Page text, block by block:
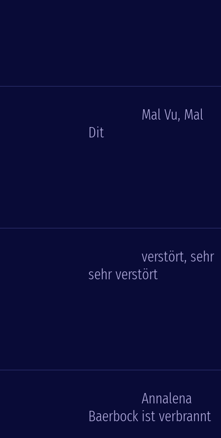
Mal Vu, Mal
Dit
verstört, sehr
sehr verstört
Annalena
Baerbock ist verbrannt